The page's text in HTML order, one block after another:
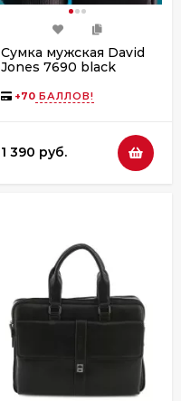
Сумка мужская David
Jones 7690 black
+70 БАЛЛОВ!
1 390 руб.